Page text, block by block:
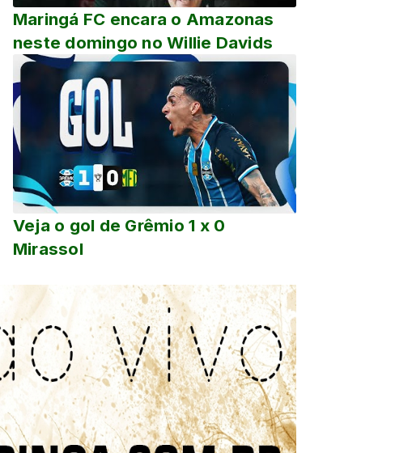
Maringá FC encara o Amazonas
neste domingo no Willie Davids
Veja o gol de Grêmio 1 x 0
Mirassol